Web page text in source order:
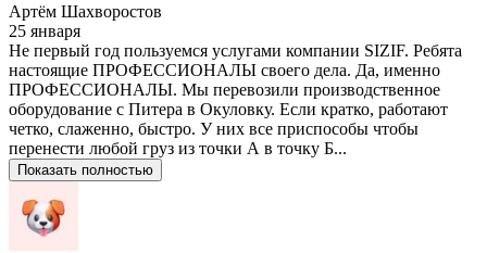
Артём Шахворостов
25 января
Не первый год пользуемся услугами компании SIZIF. Ребята
настоящие ПРОФЕССИОНАЛЫ своего дела. Да, именно
ПРОФЕССИОНАЛЫ. Мы перевозили производственное
оборудование с Питера в Окуловку. Если кратко, работают
четко, слаженно, быстро. У них все приспособы чтобы
перенести любой груз из точки А в точку Б...
Показать полностью